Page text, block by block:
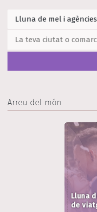
Arreu del món
Lluna
de